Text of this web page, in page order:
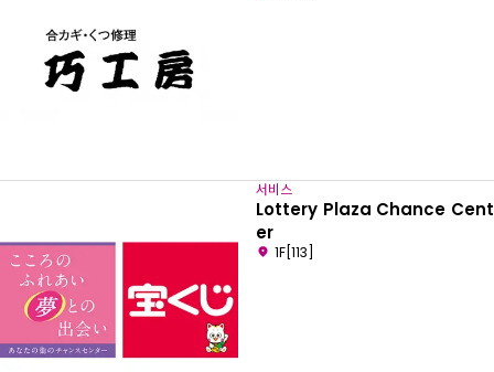
서비스
Lottery Plaza Chance Cent
er
1F[113]